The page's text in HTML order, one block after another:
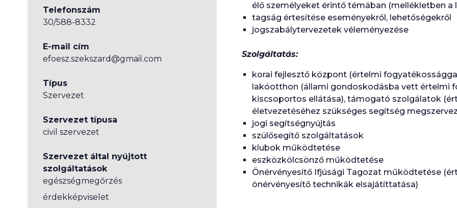
Telefonszám
30/588-8332
E-mail cím
efoesz.szekszard@gmail.com
Típus
Szervezet
Szervezet típusa
civil szervezet
Szervezet által nyújtott
szolgáltatások
egészségmegőrzés
érdekképviselet
élő személyeket érintő témában (mellékletben a
tagság értesítése eseményekről, lehetőségekről
jogszabálytervezetek véleményezése
Szolgáltatás:
korai fejlesztő központ (értelmi
lakóotthon (állami gondoskodásba vett értelmi
kiscsoportos ellátása), támogató szolgálatok
életvezetéséhez szükséges segítség
jogi segítségnyújtás
szülősegítő szolgáltatások
klubok működtetése
eszközkölcsönző működtetése
Önérvényesítő Ifjúsági Tagozat működtetése
önérvényesítő technikák elsajátíttatása)